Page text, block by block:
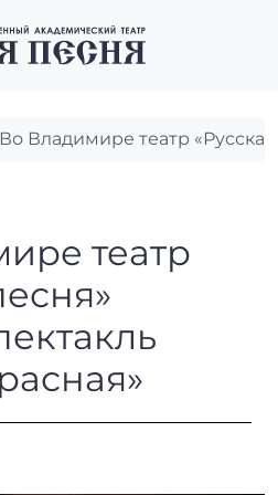
Во Владимире театр
театр
театр